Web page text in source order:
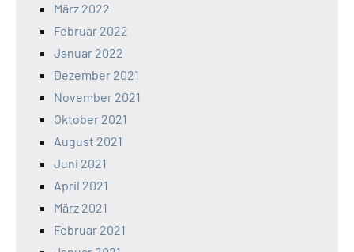
März 2022
Februar 2022
Januar 2022
Dezember 2021
November 2021
Oktober 2021
August 2021
Juni 2021
April 2021
März 2021
Februar 2021